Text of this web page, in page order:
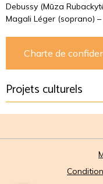
Debussy (Mūza
Magali Léger (soprano) –
Charte de
Projets culturels